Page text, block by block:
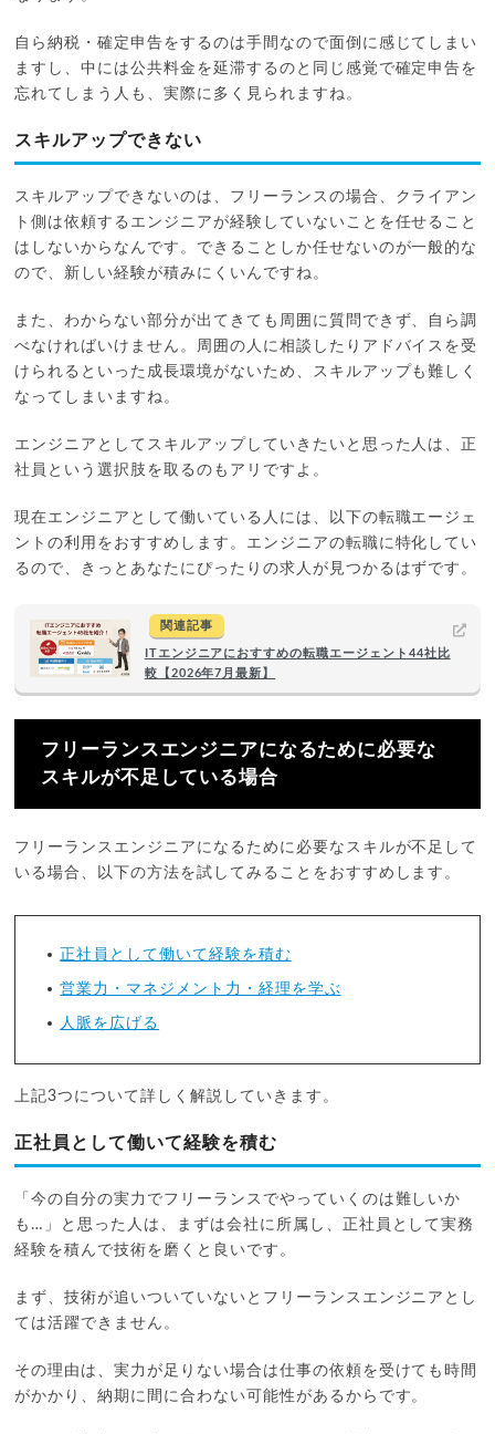
自ら納税・確定申告をするのは手間なので面倒に感じてしまい
ますし、中には公共料金を延滞するのと同じ感覚で確定申告を
忘れてしまう人も、実際に多く見られますね。
スキルアップできない
スキルアップできないのは、フリーランスの場合、クライアン
ト側は依頼するエンジニアが経験していないことを任せること
はしないからなんです。できることしか任せないのが一般的な
ので、新しい経験が積みにくいんですね。
また、わからない部分が出てきても周囲に質問できず、自ら調
べなければいけません。周囲の人に相談したりアドバイスを受
けられるといった成長環境がないため、スキルアップも難しく
なってしまいますね。
エンジニアとしてスキルアップしていきたいと思った人は、正
社員という選択肢を取るのもアリですよ。
現在エンジニアとして働いている人には、以下の転職エージェ
ントの利用をおすすめします。エンジニアの転職に特化してい
るので、きっとあなたにぴったりの求人が見つかるはずです。
関連記事
ITエンジニアにおすすめの転職エージェント44社比
較【2026年7月最新】
フリーランスエンジニアになるために必要な
スキルが不足している場合
フリーランスエンジニアになるために必要なスキルが不足して
いる場合、以下の方法を試してみることをおすすめします。
正社員として働いて経験を積む
営業力・マネジメント力・経理を学ぶ
人脈を広げる
上記3つについて詳しく解説していきます。
正社員として働いて経験を積む
「今の自分の実力でフリーランスでやっていくのは難しいか
も…」と思った人は、まずは会社に所属し、正社員として実務
経験を積んで技術を磨くと良いです。
まず、技術が追いついていないとフリーランスエンジニアとし
ては活躍できません。
その理由は、実力が足りない場合は仕事の依頼を受けても時間
がかかり、納期に間に合わない可能性があるからです。